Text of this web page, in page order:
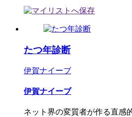
たつ年診断
伊賀ナイーブ
伊賀ナイーブ
ネット界の変質者が作る直感